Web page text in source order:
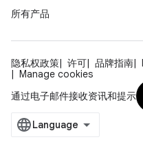
所有产品
隐私权政策 许可 品牌指南
Manage cookies
通过电子邮件接收资讯和提示